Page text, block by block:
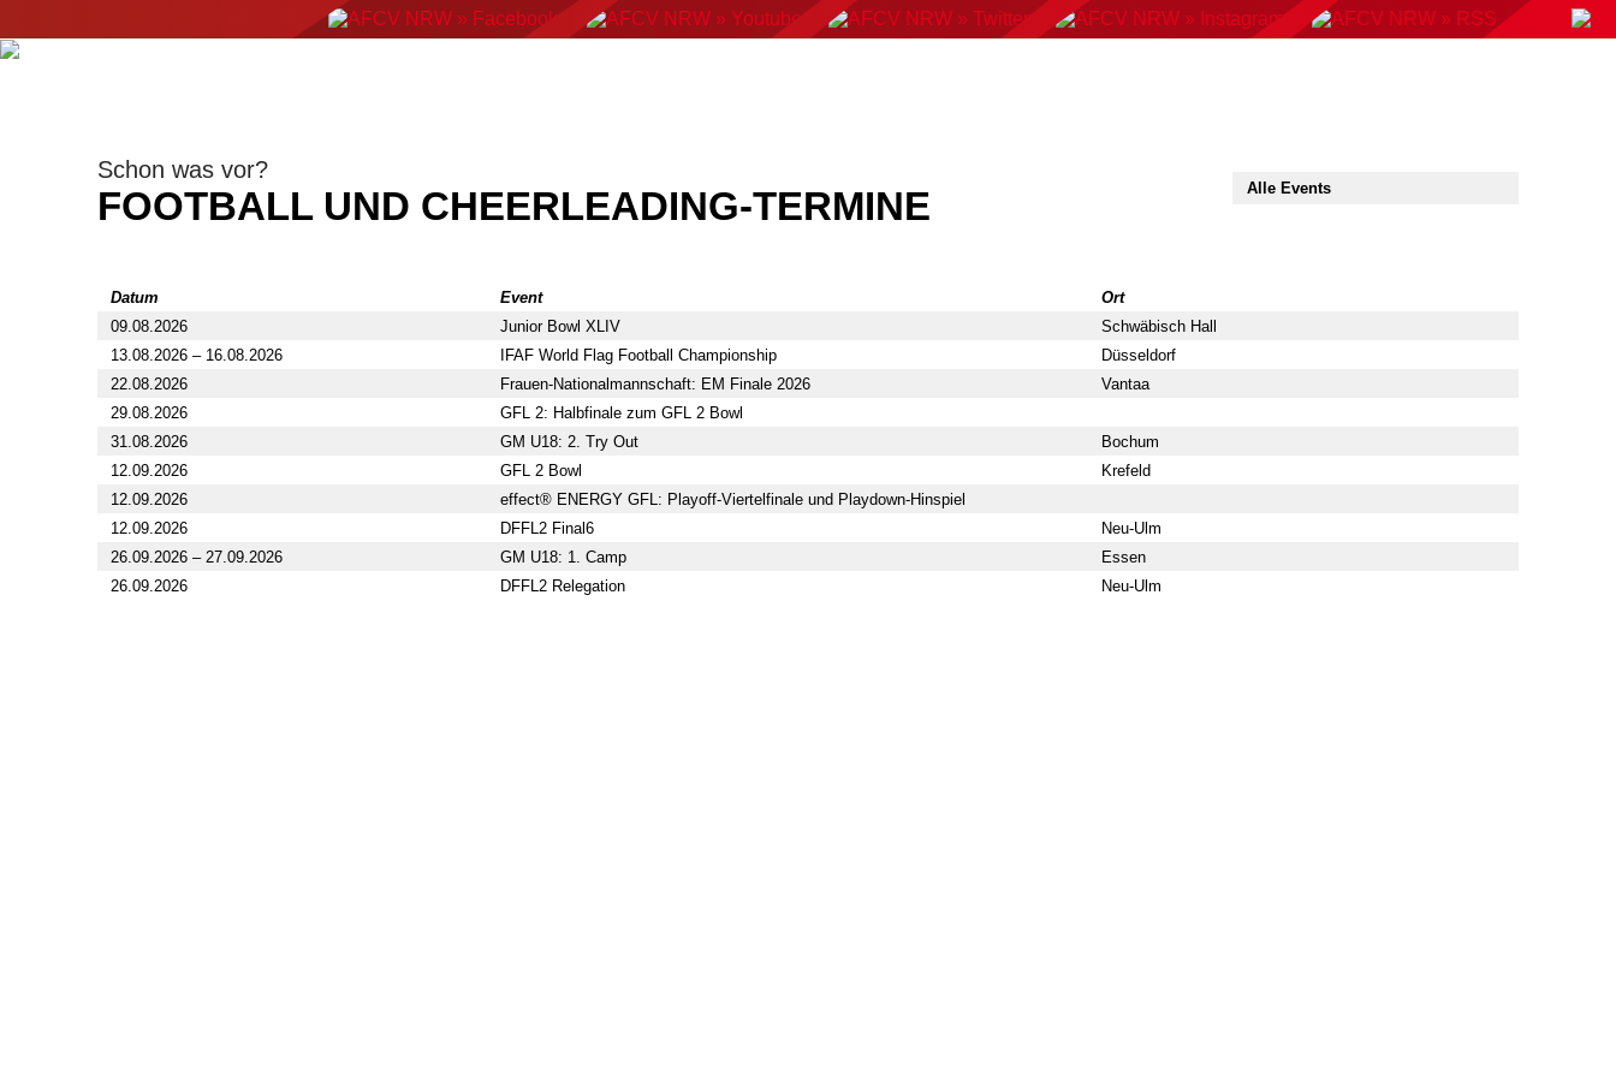
Schon was vor?
FOOTBALL UND CHEERLEADING-TERMINE
Datum Event
Ort
09.08.2026
Junior Bowl XLIV
Schwäbisch Hall
13.08.2026 – 16.08.2026
IFAF World Flag Football Championship
Düsseldorf
22.08.2026
Frauen-Nationalmannschaft: EM Finale 2026
Vantaa
29.08.2026
GFL 2: Halbfinale zum GFL 2 Bowl
31.08.2026
GM U18: 2. Try Out
Bochum
12.09.2026
GFL 2 Bowl
Krefeld
12.09.2026
effect® ENERGY GFL: Playoff-Viertelfinale und Playdown-Hinspiel
12.09.2026
DFFL2 Final6
Neu-Ulm
26.09.2026 – 27.09.2026
GM U18: 1. Camp
Essen
26.09.2026
DFFL2 Relegation Neu-Ulm